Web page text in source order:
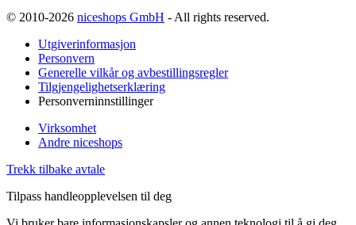
© 2010-2026 niceshops GmbH - All rights reserved.
Utgiverinformasjon
Personvern
Generelle vilkår og avbestillingsregler
Tilgjengelighetserklæring
Personverninnstillinger
Virksomhet
Andre niceshops
Trekk tilbake avtale
Tilpass handleopplevelsen til deg